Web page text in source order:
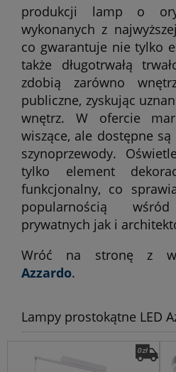
produkcji lamp o
wykonanych z
co gwarantuje nie tylko
także długotrwałą
zdobią zarówno
publiczne, zyskując
wnętrz. W ofercie
wiszące, ale dostępne
szynoprzewody.
tylko element
funkcjonalny, co
popularnością
prywatnych jak i
Wróć na stronę z
Azzardo.
Lampy prostokątne LED